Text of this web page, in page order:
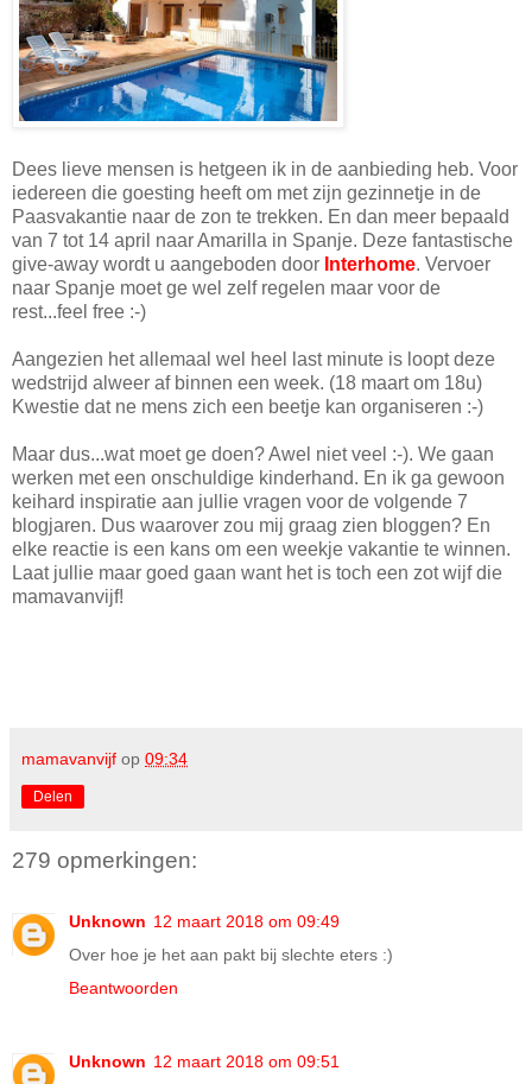
Dees lieve mensen is hetgeen ik in de aanbieding heb. Voor
iedereen die goesting heeft om met zijn gezinnetje in de
Paasvakantie naar de zon te trekken. En dan meer bepaald
van 7 tot 14 april naar Amarilla in Spanje. Deze fantastische
give-away wordt u aangeboden door Interhome. Vervoer
naar Spanje moet ge wel zelf regelen maar voor de
rest...feel free :-)
Aangezien het allemaal wel heel last minute is loopt deze
wedstrijd alweer af binnen een week. (18 maart om 18u)
Kwestie dat ne mens zich een beetje kan organiseren :-)
Maar dus...wat moet ge doen? Awel niet veel :-). We gaan
werken met een onschuldige kinderhand. En ik ga gewoon
keihard inspiratie aan jullie vragen voor de volgende 7
blogjaren. Dus waarover zou mij graag zien bloggen? En
elke reactie is een kans om een weekje vakantie te winnen.
Laat jullie maar goed gaan want het is toch een zot wijf die
mamavanvijf!
mamavanvijf op 09:34
Delen
279 opmerkingen:
Unknown 12 maart 2018 om 09:49
Over hoe je het aan pakt bij slechte eters :)
Beantwoorden
Unknown 12 maart 2018 om 09:51